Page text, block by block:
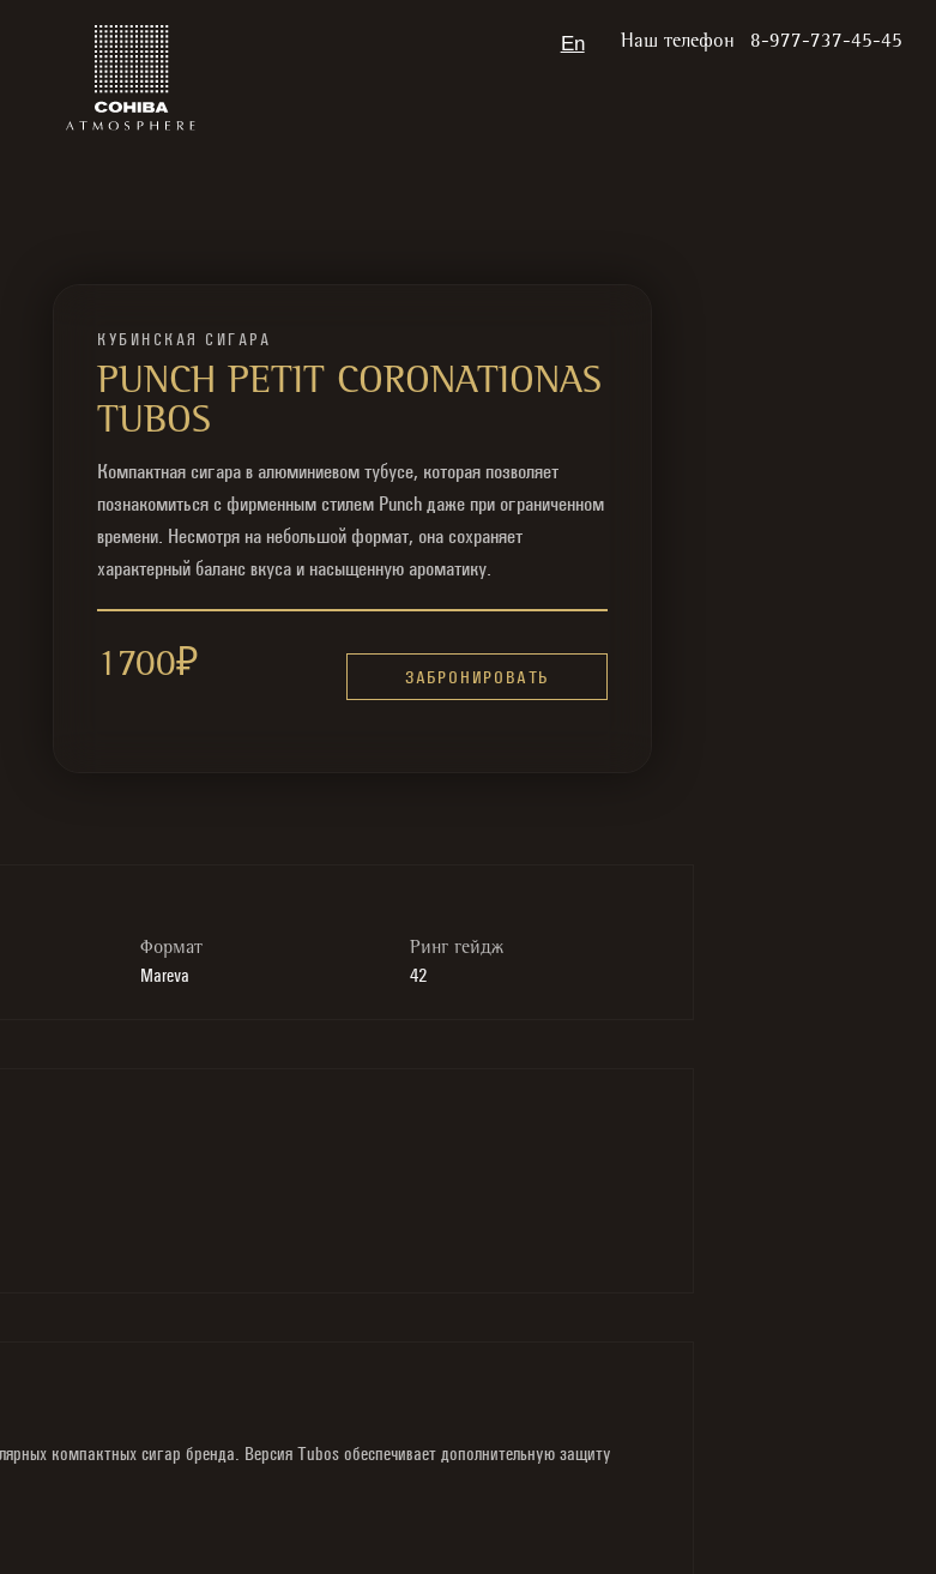
En Наш телефон 8-977-737-45-45
КУБИНСКАЯ СИГАРА
PUNCH PETIT CORONATIONAS
TUBOS
Компактная сигара в алюминиевом тубусе, которая позволяет
познакомиться с фирменным стилем Punch даже при ограниченном
времени. Несмотря на небольшой формат, она сохраняет
характерный баланс вкуса и насыщенную ароматику.
1700₽ ЗАБРОНИРОВАТЬ
Формат
Mareva
Ринг гейдж
42
компактных сигар бренда. Версия Tubos обеспечивает дополнительную защиту